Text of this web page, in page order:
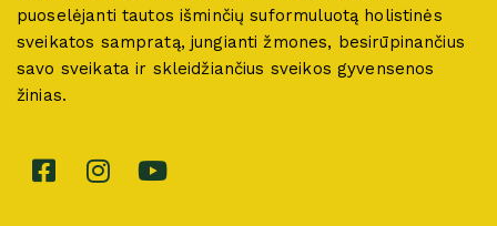
puoselėjanti tautos išminčių suformuluotą holistinės
sveikatos sampratą, jungianti žmones, besirūpinančius
savo sveikata ir skleidžiančius sveikos gyvensenos
žinias.